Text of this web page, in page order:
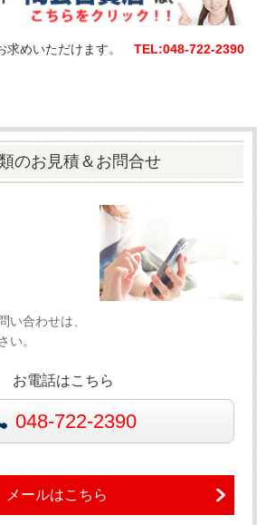
求めいただけます。 TEL:048‐722‐2390
のお見積＆お問合せ
い合わせは、
い。
お電話はこちら
048-722-2390
メールはこちら